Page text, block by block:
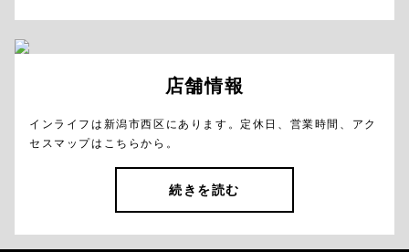
店舗情報
インライフは新潟市西区にあります。定休日、営業時間、アク
セスマップはこちらから。
続きを読む